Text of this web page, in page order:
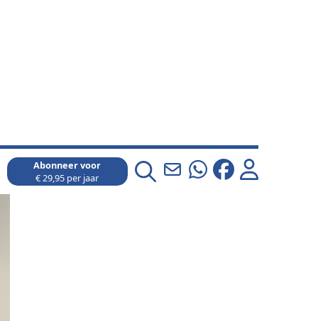
Abonneer voor
€ 29,95 per jaar